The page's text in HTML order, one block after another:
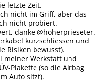
letzte Zeit.
nicht im Griff, aber das
nicht probiert.
danke @hoherprieseter.
kurzschliessen und
Risiken bewusst).
meiner Werkstatt und
Plakette (so die Airbag
Auto sitzt).